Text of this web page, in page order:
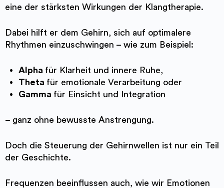
eine der stärksten Wirkungen der Klangtherapie.
Dabei hilft er dem Gehirn, sich auf optimalere
Rhythmen einzuschwingen – wie zum Beispiel:
Alpha für Klarheit und innere Ruhe,
Theta für emotionale Verarbeitung oder
Gamma für Einsicht und Integration
– ganz ohne bewusste Anstrengung.
Doch die Steuerung der Gehirnwellen ist nur ein Teil
der Geschichte.
Frequenzen beeinflussen auch, wie wir Emotionen